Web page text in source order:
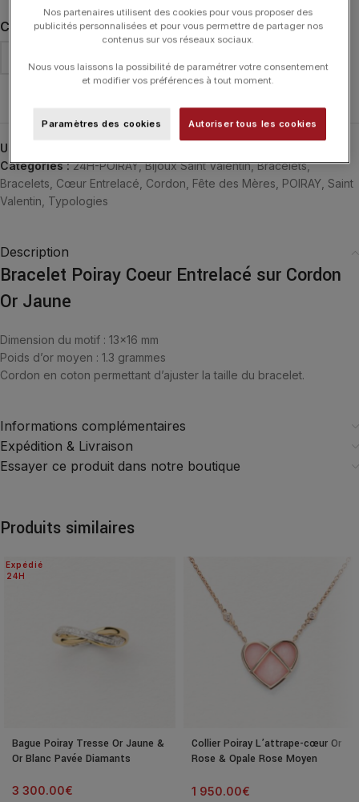
COULEUR DU CORDON
UGS :
Catégories : 24H-POIRAY, Bijoux Saint Valentin, Bracelets,
Bracelets Cœur Entrelacé Cordon Fête des Mères POIRAY Saint
Valentin Typologies
Description
Bracelet Poiray Coeur Entrelacé sur Cordon
Or Jaune
Dimension du motif : 13×16 mm
Poids d’or moyen : 1.3 grammes
Cordon en coton permettant d’ajuster la taille du bracelet.
Informations complémentaires
Expédition & Livraison
Essayer ce produit dans notre boutique
Produits similaires
24H
Expédié
Bague Poiray Tresse Or Jaune &
Or Blanc Pavée Diamants
3 300.00€
Collier Poiray L’attrape-cœur Or
Rose & Opale Rose Moyen
1 950.00€
Nos partenaires utilisent des cookies pour vous proposer des
publicités personnalisées et pour vous permettre de partager nos
contenus sur vos réseaux sociaux.
Nous vous laissons la possibilité de paramétrer votre consentement
et modifier vos préférences à tout moment.
Paramètres des cookies Autoriser tous les cookies